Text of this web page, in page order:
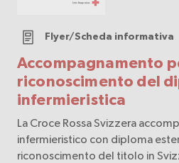
Accompagnamento
riconoscimento del
infermieristica
Flyer/Scheda informativa
La Croce Rossa Svizzera
infermieristico con diploma
riconoscimento del titolo in